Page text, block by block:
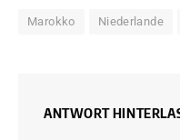
Marokko Niederlande
ANTWORT